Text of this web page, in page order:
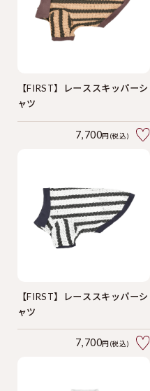
【FIRST】レーススキッパーシ
ャツ
7,700円(税込)
【FIRST】レーススキッパーシ
ャツ
7,700円(税込)